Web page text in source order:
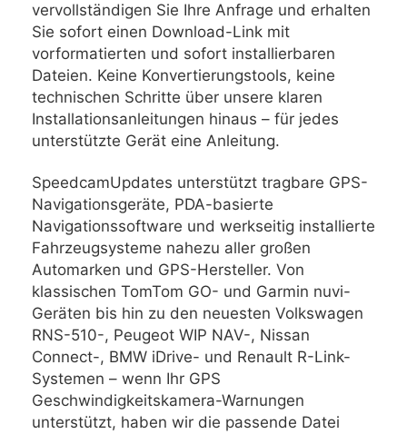
vervollständigen Sie Ihre Anfrage und erhalten
Sie sofort einen Download-Link mit
vorformatierten und sofort installierbaren
Dateien. Keine Konvertierungstools, keine
technischen Schritte über unsere klaren
Installationsanleitungen hinaus – für jedes
unterstützte Gerät eine Anleitung.
SpeedcamUpdates unterstützt tragbare GPS-
Navigationsgeräte, PDA-basierte
Navigationssoftware und werkseitig installierte
Fahrzeugsysteme nahezu aller großen
Automarken und GPS-Hersteller. Von
klassischen TomTom GO- und Garmin nuvi-
Geräten bis hin zu den neuesten Volkswagen
RNS-510-, Peugeot WIP NAV-, Nissan
Connect-, BMW iDrive- und Renault R-Link-
Systemen – wenn Ihr GPS
Geschwindigkeitskamera-Warnungen
unterstützt, haben wir die passende Datei